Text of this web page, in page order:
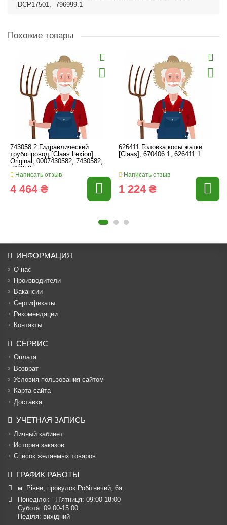
DCP17501, 796999.1
Похожие товары
743058.2 Гидравлический
трубопровод [Claas Lexion]
Original, 0007430582, 7430582,
743058
Написать отзыв
4 464 ₴
626411 Головка косы жатки
[Claas], 670406.1, 626411.1
Написать отзыв
1 224 ₴
ИНФОРМАЦИЯ
О нас
Производители
Вакансии
Cертификаты
Рекомендации
Контакты
СЕРВИС
Оплата
Возврат
Условия пользования сайтом
Карта сайта
Доставка
УЧЕТНАЯ ЗАПИСЬ
Личный кабинет
История заказов
Список желаемых товаров
ГРАФИК РАБОТЫ
м. Рівне, провулок Робітничий, 6а
Понеділок - П’ятниця: 09:00-18:00
Субота: 09:00-15:00
Неділя: вихідний